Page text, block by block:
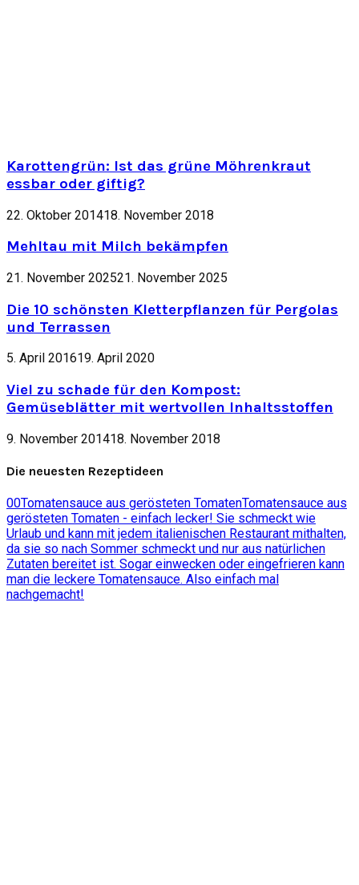
Karottengrün: Ist das grüne Möhrenkraut
essbar oder giftig?
22. Oktober 201418. November 2018
Mehltau mit Milch bekämpfen
21. November 202521. November 2025
Die 10 schönsten Kletterpflanzen für Pergolas
und Terrassen
5. April 201619. April 2020
Viel zu schade für den Kompost:
Gemüseblätter mit wertvollen Inhaltsstoffen
9. November 201418. November 2018
Die neuesten Rezeptideen
00Tomatensauce aus gerösteten TomatenTomatensauce aus
gerösteten Tomaten - einfach lecker! Sie schmeckt wie
Urlaub und kann mit jedem italienischen Restaurant mithalten,
da sie so nach Sommer schmeckt und nur aus natürlichen
Zutaten bereitet ist. Sogar einwecken oder eingefrieren kann
man die leckere Tomatensauce. Also einfach mal
nachgemacht!